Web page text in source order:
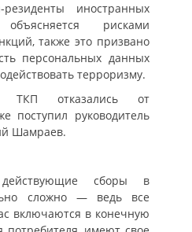
иностранных
рисками
также это призвано
персональных данных
терроризму.
отказались от
поступил руководитель
Шамраев.
действующие сборы в
сложно — ведь все
включаются в конечную